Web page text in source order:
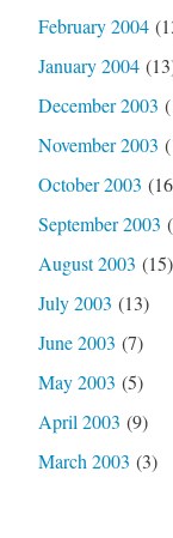
February 2004
January 2004
December 2003
November 2003
October 2003
September 2003
August 2003 (15)
July 2003 (13)
June 2003 (7)
May 2003 (5)
April 2003 (9)
March 2003 (3)